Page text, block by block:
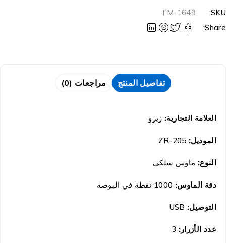
TM-1649
تفاصيل المنتج مراجعات (0)
العلامة التجارية:زيرو
الموديل: ZR-205
النوع:ماوس سلكى
دقة الماوس:1000 نقطة في البوصة
التوصيل: USB
عدد الأزرار: 3